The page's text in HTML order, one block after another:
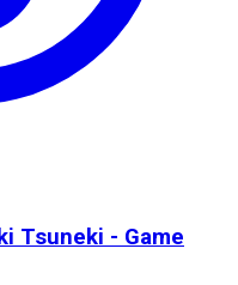
Tsuneki - Game